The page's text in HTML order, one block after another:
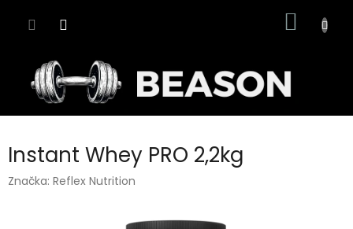
KOŠÍK
Instant Whey PRO 2,2kg
Značka: Reflex Nutrition